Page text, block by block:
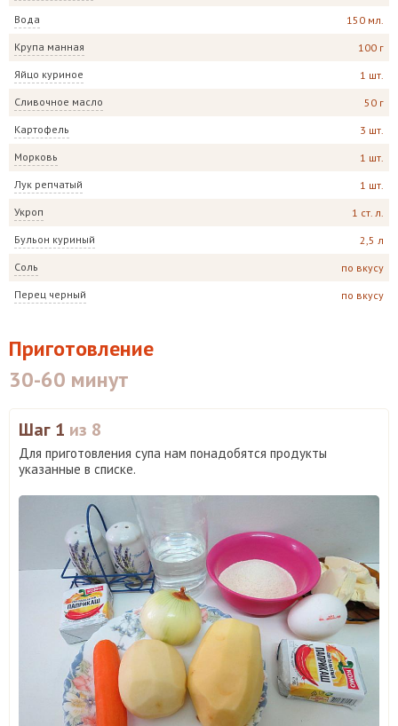
Вода 150 мл.
Крупа манная 100 г
Яйцо куриное 1 шт.
Сливочное масло 50 г
Картофель 3 шт.
Морковь 1 шт.
Лук репчатый 1 шт.
Укроп 1 ст. л.
Бульон куриный 2,5 л
Соль по вкусу
Перец черный по вкусу
Приготовление
30-60 минут
Шаг 1 из 8
Для приготовления супа нам понадобятся продукты
указанные в списке.